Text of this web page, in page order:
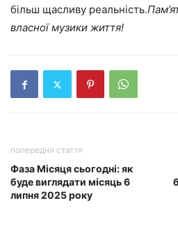
більш щасливу реальність.
власної музики життя!
попередня стаття
Фаза Місяця сьогодні: як
буде виглядати місяць 6
липня 2025 року